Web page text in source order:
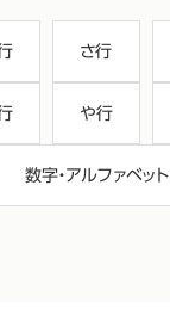
さ行
や行
数字・アルファベット